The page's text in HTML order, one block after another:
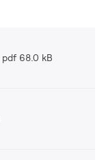
pdf 68.0 kB